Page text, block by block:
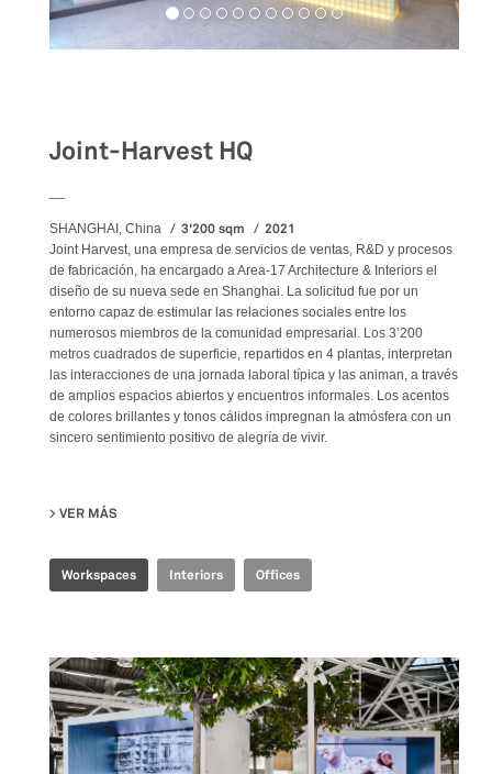
Joint-Harvest HQ
SHANGHAI, China 3'200 sqm 2021
Joint Harvest, una empresa de servicios de ventas, R&D y procesos
de fabricación, ha encargado a Area-17 Architecture & Interiors el
diseño de su nueva sede en Shanghai. La solicitud fue por un
entorno capaz de estimular las relaciones sociales entre los
numerosos miembros de la comunidad empresarial. Los 3’200
metros cuadrados de superficie, repartidos en 4 plantas, interpretan
las interacciones de una jornada laboral típica y las animan, a través
de amplios espacios abiertos y encuentros informales. Los acentos
de colores brillantes y tonos cálidos impregnan la atmósfera con un
sincero sentimiento positivo de alegría de vivir.
VER MÁS
Workspaces Interiors Offices